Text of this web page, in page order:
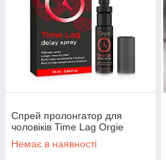
Спрей пролонгатор для
чоловіків Time Lag Orgie
Немає в наявності